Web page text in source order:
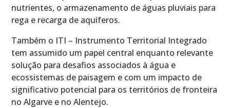
nutrientes, o armazenamento de águas pluviais para
rega e recarga de aquíferos.
Também o ITI – Instrumento Territorial Integrado
tem assumido um papel central enquanto relevante
solução para desafios associados à água e
ecossistemas de paisagem e com um impacto de
significativo potencial para os territórios de fronteira
no Algarve e no Alentejo.